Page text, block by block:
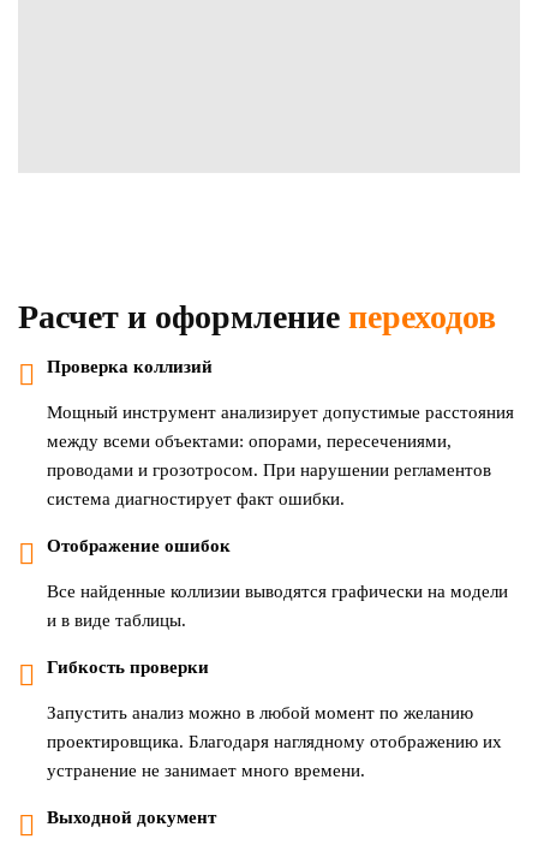
Расчет и оформление переходов
Проверка коллизий
Мощный инструмент анализирует допустимые расстояния
между всеми объектами: опорами, пересечениями,
проводами и грозотросом. При нарушении регламентов
система диагностирует факт ошибки.
Отображение ошибок
Все найденные коллизии выводятся графически на модели
и в виде таблицы.
Гибкость проверки
Запустить анализ можно в любой момент по желанию
проектировщика. Благодаря наглядному отображению их
устранение не занимает много времени.
Выходной документ